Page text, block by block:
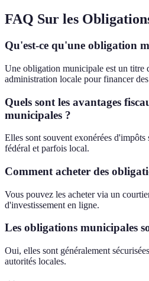
FAQ Sur les
Qu'est-ce qu'une obligation
Une obligation municipale est un titre
administration locale pour financer
Quels sont les avantages
municipales ?
Elles sont souvent exonérées
fédéral et parfois local.
Comment acheter des
Vous pouvez les acheter via un
d'investissement en ligne.
Les obligations municipales
Oui, elles sont généralement
autorités locales.